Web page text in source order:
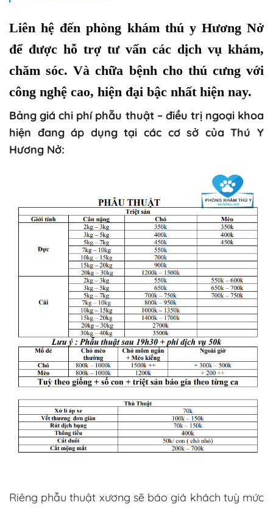
Liên hệ đến phòng khám thú y Hương Nở
để được hỗ trợ tư vấn các dịch vụ khám,
chăm sóc. Và chữa bệnh cho thú cưng với
công nghệ cao, hiện đại bậc nhất hiện nay.
Bảng giá chi phí phẫu thuật – điều trị ngoại khoa
hiện đang áp dụng tại các cơ sở của Thú Y
Hương Nở:
Riêng phẫu thuật xương sẽ báo giá khách tuỳ mức